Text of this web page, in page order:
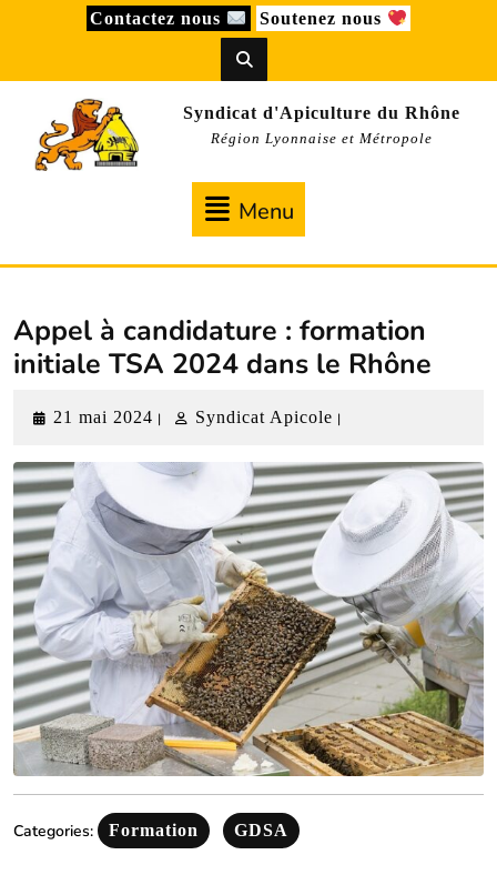
Contactez nous Soutenez nous
Syndicat d'Apiculture du Rhône
Région Lyonnaise et Métropole
Menu
Appel à candidature : formation
initiale TSA 2024 dans le Rhône
21 mai 2024 21
2024
| Syndicat Apicole Syndicat
|
Categories: Formation GDSA